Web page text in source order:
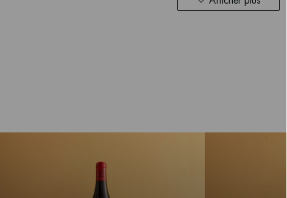
2022 est un grand millésime pour Cournut, plus
rendements ont été plus généreux qu'en 2021. Le
vins rouges est passé de 17 à 19 jours à 25 à
l'est et situé juste au sud-est du village de
vins blancs et des vins rouges. Comme La
lieux-dits du Morgeot premier cru, plus connu, les
peuvent également porter la mention Morgeot sur